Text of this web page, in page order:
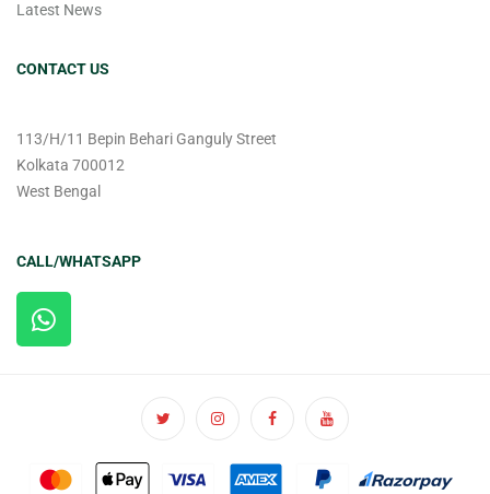
Latest News
CONTACT US
113/H/11 Bepin Behari Ganguly Street
Kolkata 700012
West Bengal
CALL/WHATSAPP